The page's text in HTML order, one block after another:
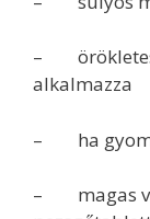
– örökletes
alkalmazza
– ha
– magas